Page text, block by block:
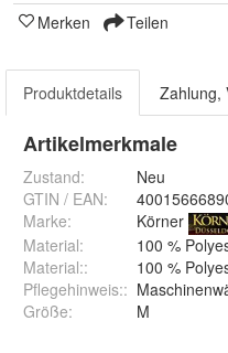
Merken Teilen
Produktdetails Zahlung,
Artikelmerkmale
Zustand:
Neu
GTIN / EAN:
Marke:
Körner
Material:
100 %
Material::
100 %
Pflegehinweis::
Größe: M